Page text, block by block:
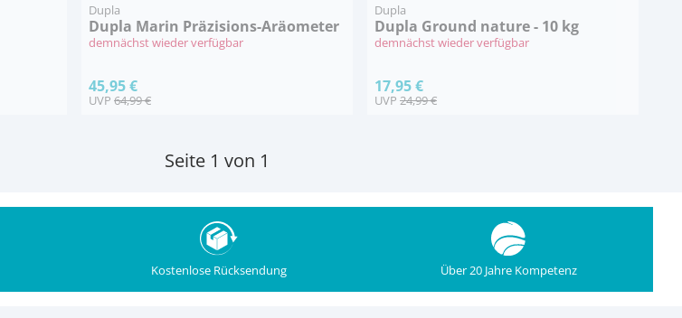
Dupla
Dupla Marin Präzisions-Aräometer
demnächst wieder verfügbar
45,95 €
UVP 64,99 €
Dupla
Dupla Ground nature - 10 kg
demnächst wieder verfügbar
17,95 €
UVP 24,99 €
Seite 1 von 1
Kostenlose Rücksendung Über 20 Jahre Kompetenz